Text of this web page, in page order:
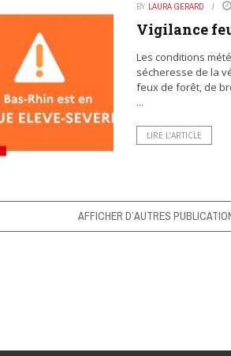
BY LAURA GERARD
Vigilance
Les conditions
sécheresse de la
feux de forêt, de
...
LIRE L’ARTICLE
AFFICHER D’AUTRES